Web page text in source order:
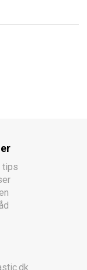
tips